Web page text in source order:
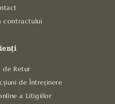
contractului
de Retur
de Întreținere
a Litigiilor